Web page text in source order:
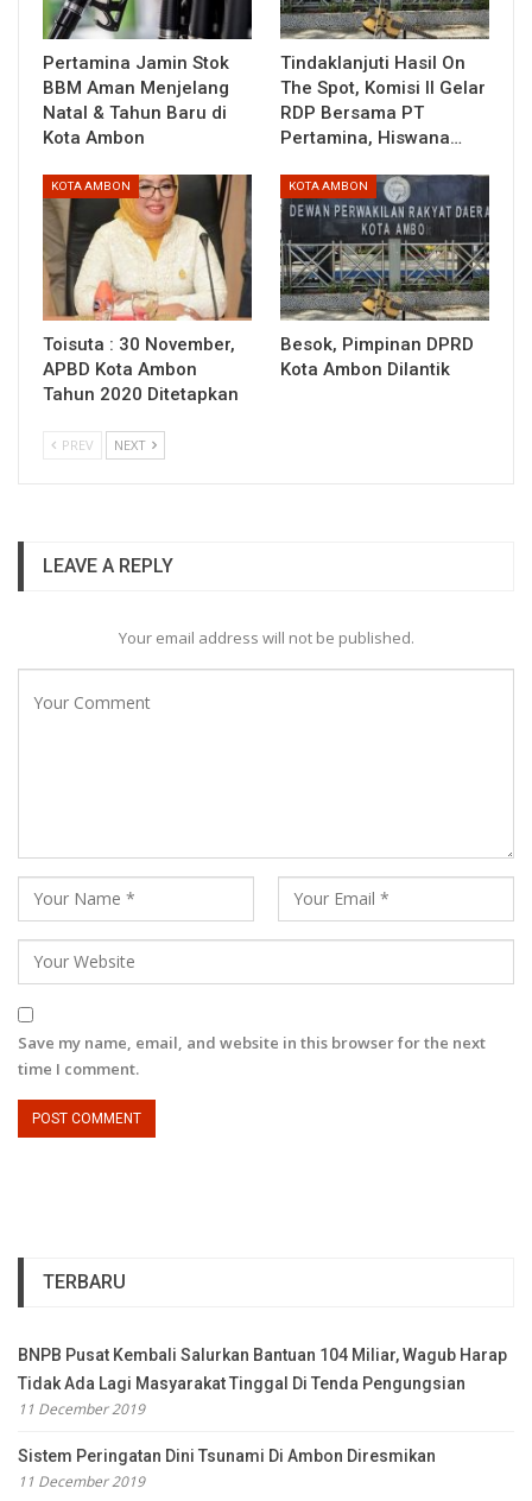
Pertamina Jamin Stok
BBM Aman Menjelang
Natal & Tahun Baru di
Kota Ambon
Tindaklanjuti Hasil On
The Spot, Komisi II Gelar
RDP Bersama PT
Pertamina, Hiswana…
KOTA AMBON
Toisuta : 30 November,
APBD Kota Ambon
Tahun 2020 Ditetapkan
KOTA AMBON
Besok, Pimpinan DPRD
Kota Ambon Dilantik
PREV NEXT
LEAVE A REPLY
Your email address will not be published.
Save my name, email, and website in this browser for the next
time I comment.
TERBARU
BNPB Pusat Kembali Salurkan Bantuan 104 Miliar, Wagub Harap
Tidak Ada Lagi Masyarakat Tinggal Di Tenda Pengungsian
11 December 2019
Sistem Peringatan Dini Tsunami Di Ambon Diresmikan
11 December 2019